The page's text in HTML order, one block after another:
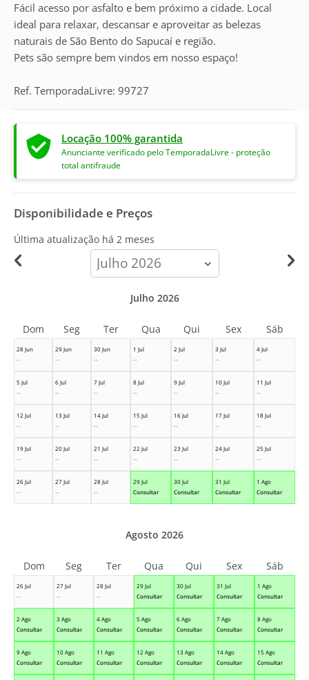
Fácil acesso por asfalto e bem próximo a cidade. Local
ideal para relaxar, descansar e aproveitar as belezas
naturais de São Bento do Sapucaí e região.
Pets são sempre bem vindos em nosso espaço!
Ref. TemporadaLivre: 99727
Locação 100% garantida
Anunciante verificado pelo TemporadaLivre - proteção
total antifraude
Disponibilidade e Preços
Última atualização há 2 meses
calendar-
month
28 Jun
--
29 Jun
--
30 Jun
--
1 Jul
--
2 Jul
--
3 Jul
--
4 Jul
--
5 Jul
--
6 Jul
--
7 Jul
--
8 Jul
--
9 Jul
--
10 Jul
--
11 Jul
--
12 Jul
--
13 Jul
--
14 Jul
--
15 Jul
--
16 Jul
--
17 Jul
--
18 Jul
--
19 Jul
--
20 Jul
--
21 Jul
--
22 Jul
--
23 Jul
--
24 Jul
--
25 Jul
--
26 Jul
--
27 Jul
--
28 Jul
--
29 Jul
Consultar
30 Jul
Consultar
31 Jul
Consultar
1 Ago
Consultar
Julho 2026
Dom Seg Ter Qua Qui Sex Sáb
26 Jul
--
27 Jul
--
28 Jul
--
29 Jul
Consultar
30 Jul
Consultar
31 Jul
Consultar
1 Ago
Consultar
2 Ago
Consultar
3 Ago
Consultar
4 Ago
Consultar
5 Ago
Consultar
6 Ago
Consultar
7 Ago
Consultar
8 Ago
Consultar
9 Ago
Consultar
10 Ago
Consultar
11 Ago
Consultar
12 Ago
Consultar
13 Ago
Consultar
14 Ago
Consultar
15 Ago
Consultar
Agosto 2026
Dom Seg Ter Qua Qui Sex Sáb